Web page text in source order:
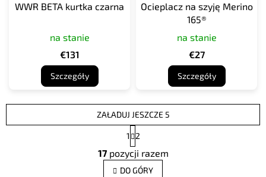
WWR BETA kurtka czarna
na stanie
€131
Szczegóły
Ocieplacz na szyję Merino
165®
na stanie
€27
Szczegóły
K
o
n
ZAŁADUJ JESZCZE 5
P
a
g
i
n
1 2
17pozycji razem
DO GÓRY